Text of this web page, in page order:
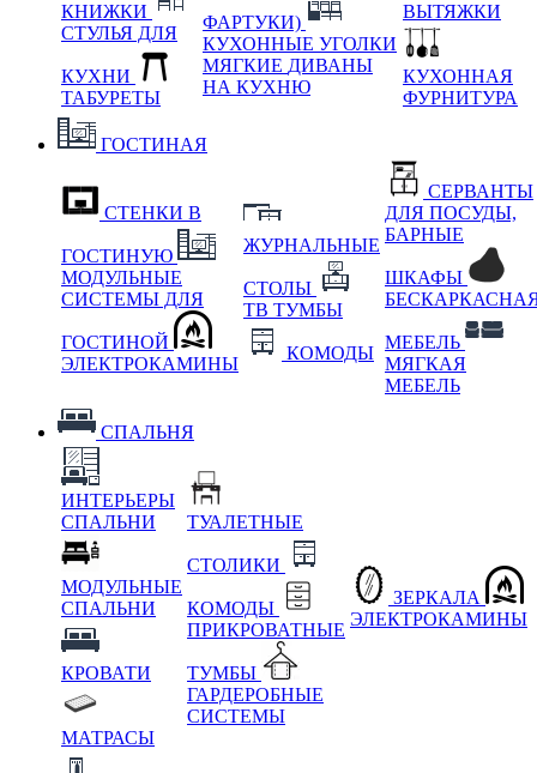
КНИЖКИ
СТУЛЬЯ ДЛЯ
КУХНИ
ТАБУРЕТЫ
ФАРТУКИ)
КУХОННЫЕ УГОЛКИ
МЯГКИЕ ДИВАНЫ
НА КУХНЮ
ВЫТЯЖКИ
КУХОННАЯ
ФУРНИТУРА
ГОСТИНАЯ
СТЕНКИ В
ГОСТИНУЮ
МОДУЛЬНЫЕ
СИСТЕМЫ ДЛЯ
ГОСТИНОЙ
ЭЛЕКТРОКАМИНЫ
ЖУРНАЛЬНЫЕ
СТОЛЫ
ТВ ТУМБЫ
КОМОДЫ
СЕРВАНТЫ
ДЛЯ ПОСУДЫ,
БАРНЫЕ
ШКАФЫ
МЕБЕЛЬ
МЯГКАЯ
МЕБЕЛЬ
СПАЛЬНЯ
ИНТЕРЬЕРЫ
СПАЛЬНИ
МОДУЛЬНЫЕ
СПАЛЬНИ
КРОВАТИ
МАТРАСЫ
ТУАЛЕТНЫЕ
СТОЛИКИ
КОМОДЫ
ПРИКРОВАТНЫЕ
ТУМБЫ
ГАРДЕРОБНЫЕ
СИСТЕМЫ
ЗЕРКАЛА
ЭЛЕКТРОКАМИНЫ